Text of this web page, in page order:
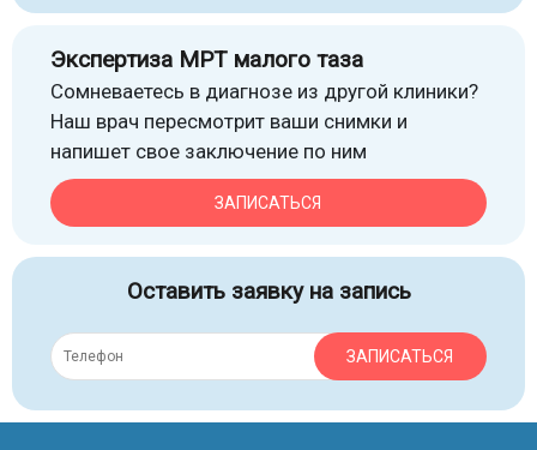
Экспертиза МРТ малого таза
Сомневаетесь в диагнозе из другой клиники?
Наш врач пересмотрит ваши снимки и
напишет свое заключение по ним
ЗАПИСАТЬСЯ
Оставить заявку на запись
ЗАПИСАТЬСЯ